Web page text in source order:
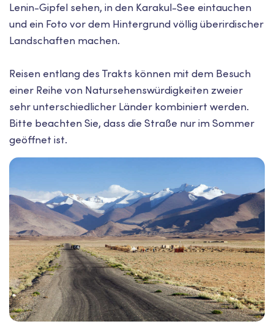
Lenin-Gipfel sehen, in den Karakul-See eintauchen
und ein Foto vor dem Hintergrund völlig überirdischer
Landschaften machen.
Reisen entlang des Trakts können mit dem Besuch
einer Reihe von Natursehenswürdigkeiten zweier
sehr unterschiedlicher Länder kombiniert werden.
Bitte beachten Sie, dass die Straße nur im Sommer
geöffnet ist.